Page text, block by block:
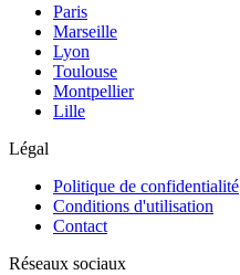
Paris
Marseille
Lyon
Toulouse
Montpellier
Lille
Légal
Politique de confidentialité
Conditions d'utilisation
Contact
Réseaux sociaux